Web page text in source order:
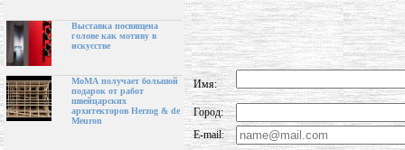
Выставка посвящена
голове как мотиву в
искусстве
МоМА получает большой
подарок от работ
швейцарских
архитекторов Herzog & de
Meuron
Имя:
Город:
E-mail: